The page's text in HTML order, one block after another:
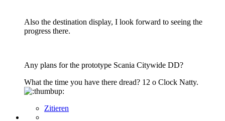
Also the destination display, I look forward to seeing the
progress there.
Any plans for the prototype Scania Citywide DD?
What the time you have there dread? 12 o Clock Natty.
Zitieren